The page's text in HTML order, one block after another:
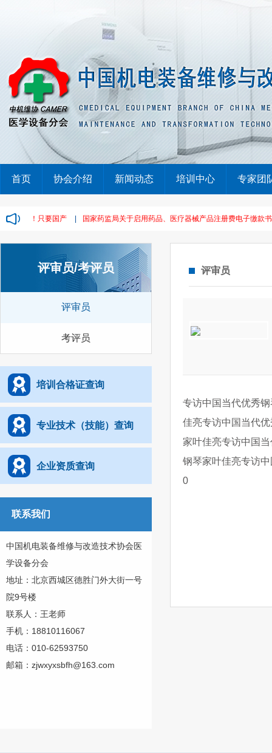
首页 协会介绍 新闻动态 培训中心 专家团
废标！只要国产 | 国家药监局关于启用药品、医疗器械产品注册费电子缴款书
评审员/考评员
评审员
考评员
培训合格证查询
专业技术（技能）查询
企业资质查询
联系我们
中国机电装备维修与改造技术协会医
学设备分会
地址：北京西城区德胜门外大街一号
院9号楼
联系人：王老师
手机：18810116067
电话：010-62593750
邮箱：zjwxyxsbfh@163.com
评审员
专访中国当代优秀
佳亮专访中国当代
家叶佳亮专访中国
钢琴家叶佳亮专访
0